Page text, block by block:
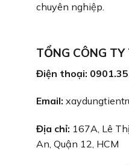
chuyên nghiệp.
TỔNG CÔNG TY
Điện thoại:
Email:
Địa chỉ: 167A, Lê
An, Quận 12, HCM